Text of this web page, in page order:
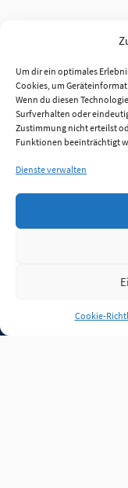
Um dir ein optimales
Cookies, um
Wenn du diesen
Surfverhalten oder
Zustimmung nicht erteilst
Funktionen beeinträchtigt
Dienste verwalten
Cookie-
Jobs